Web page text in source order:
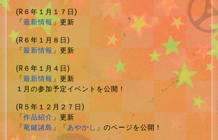
(R６年１月１７日)
「最新情報」更新
(R６年１月８日)
「最新情報」更新
(R６年１月４日)
「最新情報」更新
１月の参加予定イベントを公開！
(R５年１２月２７日)
「作品紹介」更新
「竜鍵諸島」「あやかし」のページを公開！